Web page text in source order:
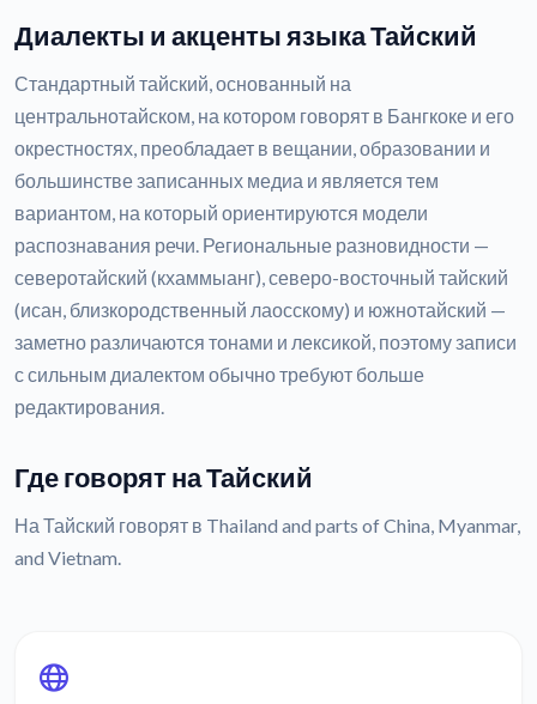
Диалекты и акценты языка Тайский
Стандартный тайский, основанный на
центральнотайском, на котором говорят в Бангкоке и его
окрестностях, преобладает в вещании, образовании и
большинстве записанных медиа и является тем
вариантом, на который ориентируются модели
распознавания речи. Региональные разновидности —
северотайский (кхаммыанг), северо-восточный тайский
(исан, близкородственный лаосскому) и южнотайский —
заметно различаются тонами и лексикой, поэтому записи
с сильным диалектом обычно требуют больше
редактирования.
Где говорят на Тайский
На Тайский говорят в Thailand and parts of China, Myanmar,
and Vietnam.